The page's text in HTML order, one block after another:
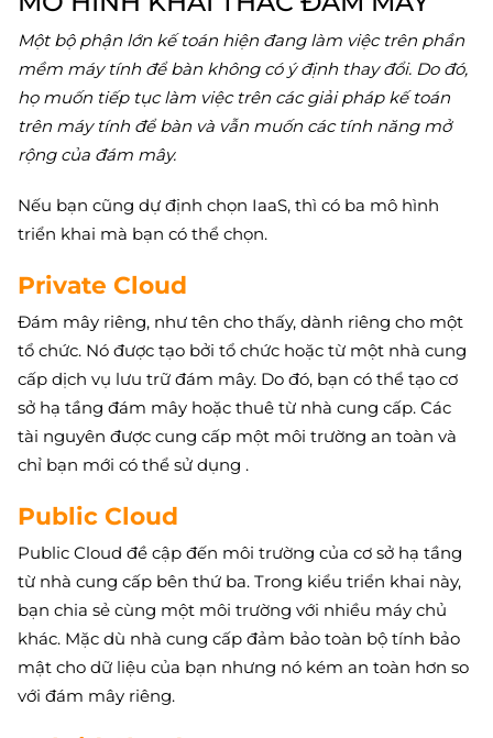
Một bộ phận lớn kế toán hiện đang làm việc trên phần
mềm máy tính để bàn không có ý định thay đổi. Do đó,
họ muốn tiếp tục làm việc trên các giải pháp kế toán
trên máy tính để bàn và vẫn muốn các tính năng mở
rộng của đám mây.
Nếu bạn cũng dự định chọn IaaS, thì có ba mô hình
triển khai mà bạn có thể chọn.
Private Cloud
Đám mây riêng, như tên cho thấy, dành riêng cho một
tổ chức. Nó được tạo bởi tổ chức hoặc từ một nhà cung
cấp dịch vụ lưu trữ đám mây. Do đó, bạn có thể tạo cơ
sở hạ tầng đám mây hoặc thuê từ nhà cung cấp. Các
tài nguyên được cung cấp một môi trường an toàn và
chỉ bạn mới có thể sử dụng .
Public Cloud
Public Cloud đề cập đến môi trường của cơ sở hạ tầng
từ nhà cung cấp bên thứ ba. Trong kiểu triển khai này,
bạn chia sẻ cùng một môi trường với nhiều máy chủ
khác. Mặc dù nhà cung cấp đảm bảo toàn bộ tính bảo
mật cho dữ liệu của bạn nhưng nó kém an toàn hơn so
với đám mây riêng.